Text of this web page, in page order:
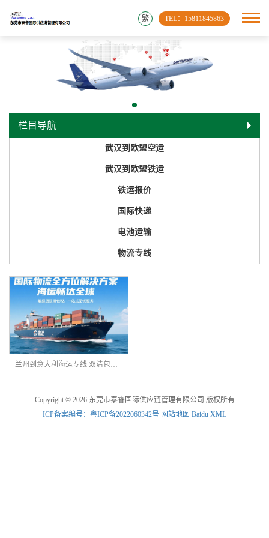
TEL：15811845863
繁
栏目导航
武汉到欧盟空运
武汉到欧盟铁运
铁运报价
国际快递
电池运输
物流专线
兰州到意大利海运专线 双清包税到门 欧洲物流时效
Copyright © 2026 东莞市泰睿国际供应链管理有限公司 版权所有
ICP备案编号：粤ICP备2022060342号 网站地图 Baidu XML